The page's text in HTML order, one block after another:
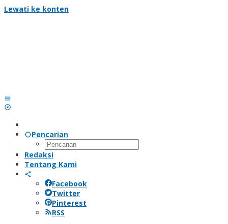
Lewati ke konten
Pencarian
Redaksi
Tentang Kami
Facebook
Twitter
Pinterest
RSS